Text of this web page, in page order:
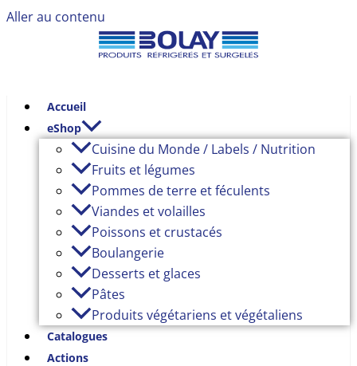
Aller au contenu
Accueil
eShop
Cuisine du Monde / Labels / Nutrition
Fruits et légumes
Pommes de terre et féculents
Viandes et volailles
Poissons et crustacés
Boulangerie
Desserts et glaces
Pâtes
Produits végétariens et végétaliens
Catalogues
Actions